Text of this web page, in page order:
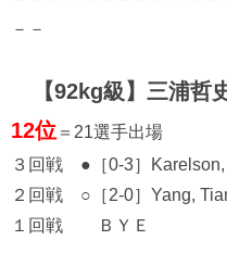
－－
【92kg級】三浦哲
12位 ＝21選手出場
３回戦 ●［0-3］Karelson,
２回戦 ○［2-0］Yang,
１回戦 ＢＹＥ